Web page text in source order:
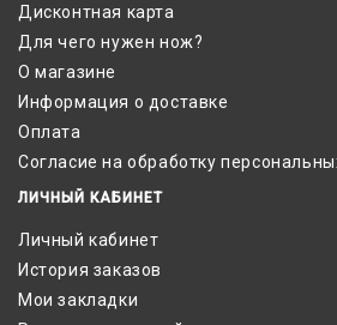
Дисконтная карта
Для чего нужен нож?
О магазине
Информация о доставке
Оплата
Согласие на обработку
ЛИЧНЫЙ КАБИНЕТ
Личный кабинет
История заказов
Мои закладки